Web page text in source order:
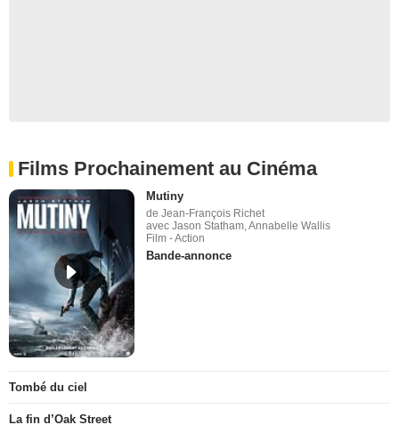
Films Prochainement au Cinéma
Mutiny
de Jean-François Richet
avec Jason Statham, Annabelle Wallis
Film - Action
Bande-annonce
Tombé du ciel
La fin d’Oak Street